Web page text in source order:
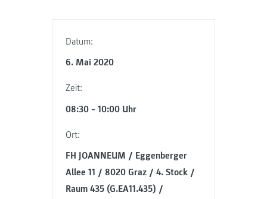
Datum:
6. Mai 2020
Zeit:
08:30 – 10:00 Uhr
Ort:
FH JOANNEUM / Eggenberger
Allee 11 / 8020 Graz / 4. Stock /
Raum 435 (G.EA11.435) /